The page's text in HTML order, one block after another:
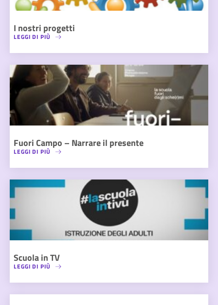
I nostri progetti
LEGGI DI PIÙ
Fuori Campo – Narrare il presente
LEGGI DI PIÙ
Scuola in TV
LEGGI DI PIÙ